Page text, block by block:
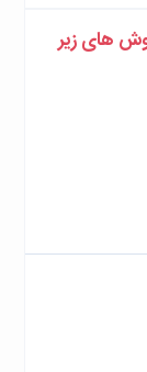
های زیر